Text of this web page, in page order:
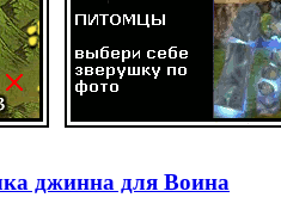
джинна для Воина